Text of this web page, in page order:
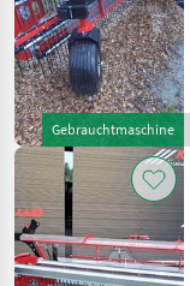
Gebrauchtmaschine